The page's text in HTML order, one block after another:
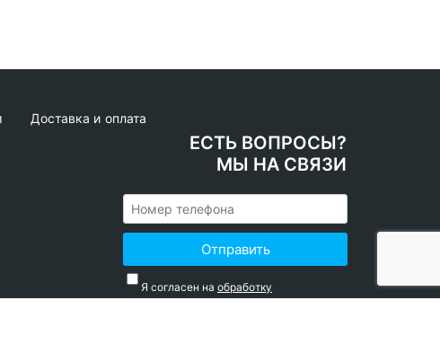
Доставка и оплата
ЕСТЬ ВОПРОСЫ?
МЫ НА СВЯЗИ
Отправить
Я согласен на обработку